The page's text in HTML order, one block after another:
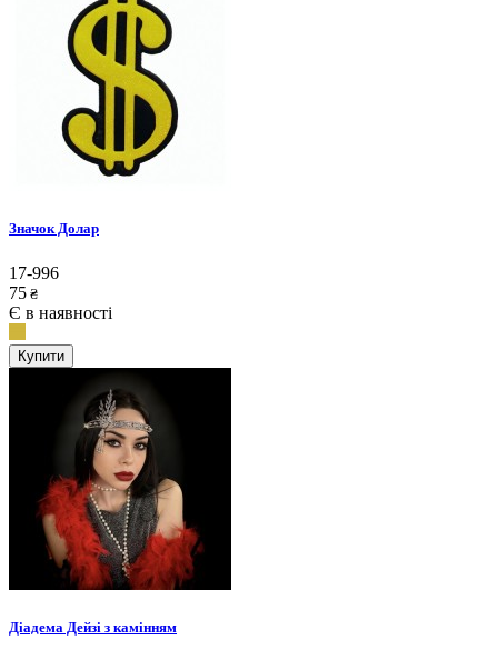
Значок Долар
17-996
75 ₴
Є в наявності
Купити
Діадема Дейзі з камінням